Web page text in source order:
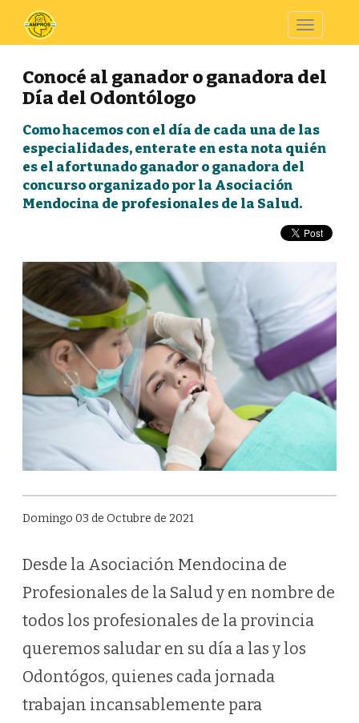
Toggle
Conocé al ganador o ganadora del
Día del Odontólogo
Como hacemos con el día de cada una de las
especialidades, enterate en esta nota quién
es el afortunado ganador o ganadora del
concurso organizado por la Asociación
Mendocina de profesionales de la Salud.
Domingo 03 de Octubre de 2021
Desde la Asociación Mendocina de
Profesionales de la Salud y en nombre de
todos los profesionales de la provincia
queremos saludar en su día a las y los
Odontógos, quienes cada jornada
trabajan incansablemente para